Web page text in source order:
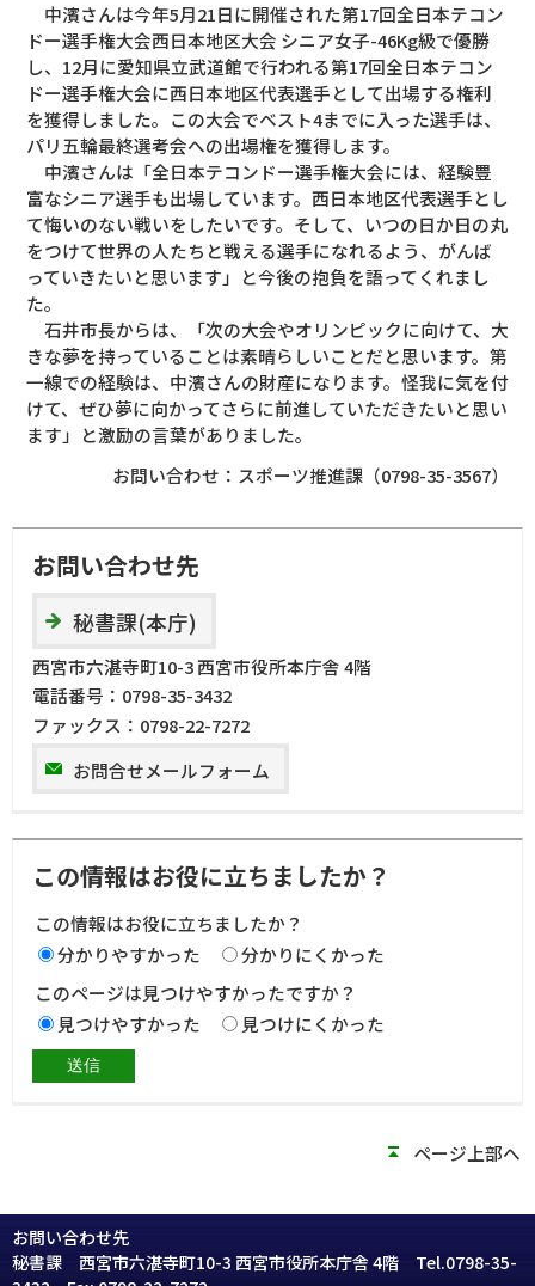
中濱さんは今年5月21日に開催された第17回全日本テコン
ドー選手権大会西日本地区大会 シニア女子-46Kg級で優勝
し、12月に愛知県立武道館で行われる第17回全日本テコン
ドー選手権大会に西日本地区代表選手として出場する権利
を獲得しました。この大会でベスト4までに入った選手は、
パリ五輪最終選考会への出場権を獲得します。
中濱さんは「全日本テコンドー選手権大会には、経験豊
富なシニア選手も出場しています。西日本地区代表選手とし
て悔いのない戦いをしたいです。そして、いつの日か日の丸
をつけて世界の人たちと戦える選手になれるよう、がんば
っていきたいと思います」と今後の抱負を語ってくれまし
た。
石井市長からは、「次の大会やオリンピックに向けて、大
きな夢を持っていることは素晴らしいことだと思います。第
一線での経験は、中濱さんの財産になります。怪我に気を付
けて、ぜひ夢に向かってさらに前進していただきたいと思い
ます」と激励の言葉がありました。
お問い合わせ：スポーツ推進課（0798-35-3567）
お問い合わせ先
秘書課(本庁)
西宮市六湛寺町10-3 西宮市役所本庁舎 4階
電話番号： 0798-35-3432
ファックス： 0798-22-7272
お問合せメールフォーム
この情報はお役に立ちましたか？
この情報はお役に立ちましたか？
分かりやすかった
分かりにくかった
このページは見つけやすかったですか？
見つけやすかった
見つけにくかった
ページ上部へ
お問い合わせ先
秘書課 西宮市六湛寺町10-3 西宮市役所本庁舎 4階 Tel.0798-35-